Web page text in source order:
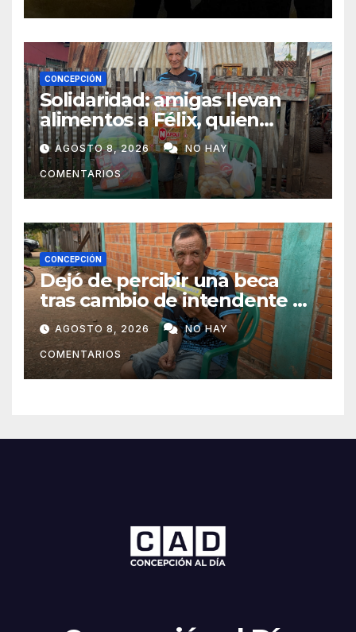
CONCEPCIÓN
Solidaridad: amigas llevan
alimentos a Félix, quien
ahora vende caramelos para
subsistir
AGOSTO 8, 2026 NO HAY
COMENTARIOS
CONCEPCIÓN
Dejó de percibir una beca
tras cambio de intendente y
ahora vende caramelos para
subsistir
AGOSTO 8, 2026 NO HAY
COMENTARIOS